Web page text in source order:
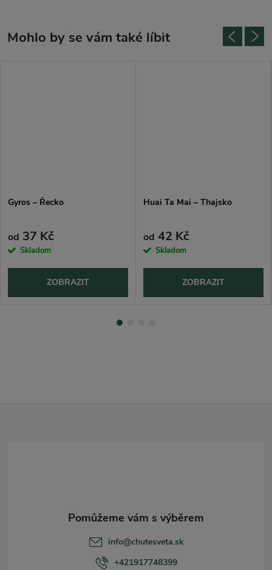
Gyros – Řecko
od 37 Kč
Skladom
ZOBRAZIT
Huai Ta Mai – Thajsko
od 42 Kč
Skladom
ZOBRAZIT
info@chutesveta.sk
+421917748399